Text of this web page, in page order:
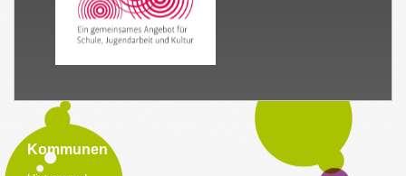
Kommunen